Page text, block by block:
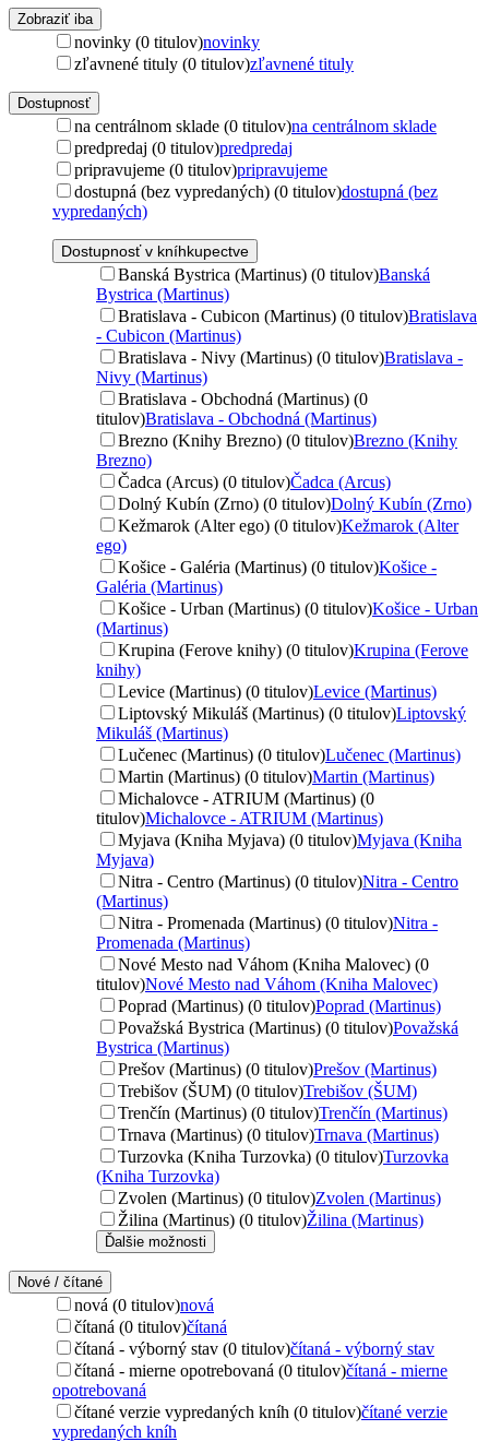
Zobraziť iba
novinky (0 titulov)novinky
zľavnené tituly (0 titulov)zľavnené tituly
Dostupnosť
na centrálnom sklade (0 titulov)na centrálnom sklade
predpredaj (0 titulov)predpredaj
pripravujeme (0 titulov)pripravujeme
dostupná (bez vypredaných) (0 titulov)dostupná (bez
vypredaných)
Dostupnosť v kníhkupectve
Banská Bystrica (Martinus) (0 titulov)Banská
Bystrica (Martinus)
Bratislava - Cubicon (Martinus) (0 titulov)Bratislava
- Cubicon (Martinus)
Bratislava - Nivy (Martinus) (0 titulov)Bratislava -
Nivy (Martinus)
Bratislava - Obchodná (Martinus) (0
titulov)Bratislava - Obchodná (Martinus)
Brezno (Knihy Brezno) (0 titulov)Brezno (Knihy
Brezno)
Čadca (Arcus) (0 titulov)Čadca (Arcus)
Dolný Kubín (Zrno) (0 titulov)Dolný Kubín (Zrno)
Kežmarok (Alter ego) (0 titulov)Kežmarok (Alter
ego)
Košice - Galéria (Martinus) (0 titulov)Košice -
Galéria (Martinus)
Košice - Urban (Martinus) (0 titulov)Košice - Urban
(Martinus)
Krupina (Ferove knihy) (0 titulov)Krupina (Ferove
knihy)
Levice (Martinus) (0 titulov)Levice (Martinus)
Liptovský Mikuláš (Martinus) (0 titulov)Liptovský
Mikuláš (Martinus)
Lučenec (Martinus) (0 titulov)Lučenec (Martinus)
Martin (Martinus) (0 titulov)Martin (Martinus)
Michalovce - ATRIUM (Martinus) (0
titulov)Michalovce - ATRIUM (Martinus)
Myjava (Kniha Myjava) (0 titulov)Myjava (Kniha
Myjava)
Nitra - Centro (Martinus) (0 titulov)Nitra - Centro
(Martinus)
Nitra - Promenada (Martinus) (0 titulov)Nitra -
Promenada (Martinus)
Nové Mesto nad Váhom (Kniha Malovec) (0
titulov)Nové Mesto nad Váhom (Kniha Malovec)
Poprad (Martinus) (0 titulov)Poprad (Martinus)
Považská Bystrica (Martinus) (0 titulov)Považská
Bystrica (Martinus)
Prešov (Martinus) (0 titulov)Prešov (Martinus)
Trebišov (ŠUM) (0 titulov)Trebišov (ŠUM)
Trenčín (Martinus) (0 titulov)Trenčín (Martinus)
Trnava (Martinus) (0 titulov)Trnava (Martinus)
Turzovka (Kniha Turzovka) (0 titulov)Turzovka
(Kniha Turzovka)
Zvolen (Martinus) (0 titulov)Zvolen (Martinus)
Žilina (Martinus) (0 titulov)Žilina (Martinus)
Ďalšie možnosti
Nové / čítané
nová (0 titulov)nová
čítaná (0 titulov)čítaná
čítaná - výborný stav (0 titulov)čítaná - výborný stav
čítaná - mierne opotrebovaná (0 titulov)čítaná - mierne
opotrebovaná
čítané verzie vypredaných kníh (0 titulov)čítané verzie
vypredaných kníh